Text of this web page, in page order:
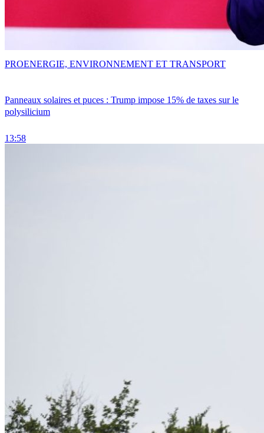
Panneaux solaires et puces : Trump impose 15% de taxes sur le
polysilicium
13:58
PROENERGIE, ENVIRONNEMENT ET TRANSPORT